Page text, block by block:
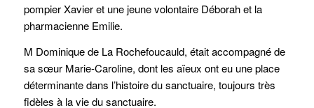
pompier Xavier et une jeune volontaire Déborah et la
pharmacienne Emilie.
M Dominique de La Rochefoucauld, était accompagné de
sa sœur Marie-Caroline, dont les aïeux ont eu une place
déterminante dans l’histoire du sanctuaire, toujours très
fidèles à la vie du sanctuaire.